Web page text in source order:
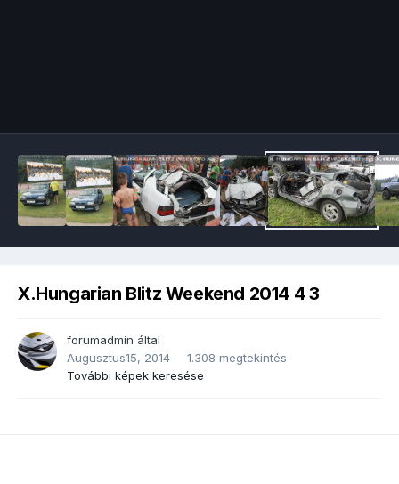
X.Hungarian Blitz Weekend 2014 4 3
forumadmin által
Augusztus15, 2014
1.308 megtekintés
További képek keresése